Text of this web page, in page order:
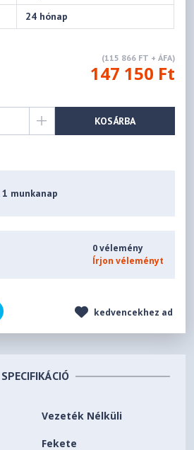
24 hónap
(115 866 FT + ÁFA)
147 150 Ft
KOSÁRBA
1 munkanap
0 vélemény
Írjon véleményt
kedvencekhez ad
SPECIFIKÁCIÓ
Vezeték Nélküli
Fekete